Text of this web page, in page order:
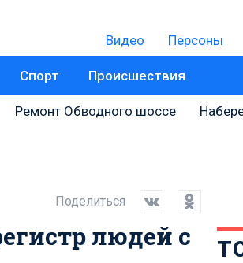
Видео Персоны
Спорт Происшествия
Ремонт Обводного шоссе
Поделиться
людей с